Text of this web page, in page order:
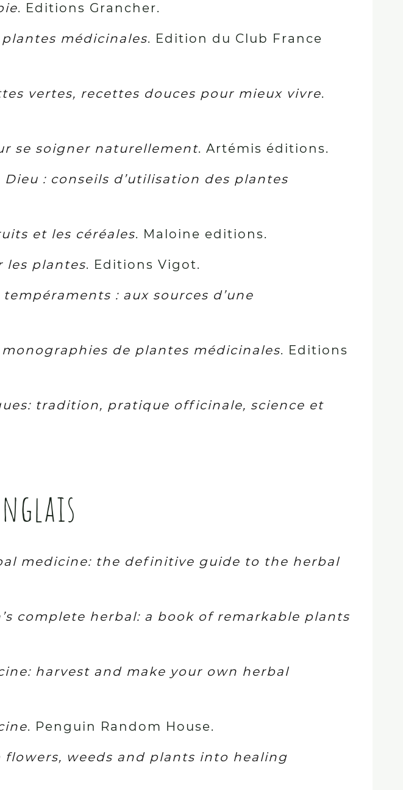
. Editions Grancher.
plantes médicinales. Edition du Club France
vertes, recettes douces pour mieux vivre.
se soigner naturellement. Artémis éditions.
: conseils d’utilisation des plantes
et les céréales. Maloine editions.
les plantes. Editions Vigot.
: aux sources d’une
monographies de plantes médicinales. Editions
tradition, pratique officinale, science et
medicine: the definitive guide to the herbal
complete herbal: a book of remarkable plants
harvest and make your own herbal
. Penguin Random House.
weeds and plants into healing